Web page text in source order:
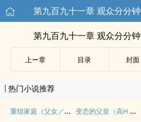
第九百九十一章 观众分分钟
第九百九十一章 观众分分钟
上ー章 目录 封面
热门小说推荐
重组家庭（父女／母子） 变态的父皇（高H 禁断 慎入）